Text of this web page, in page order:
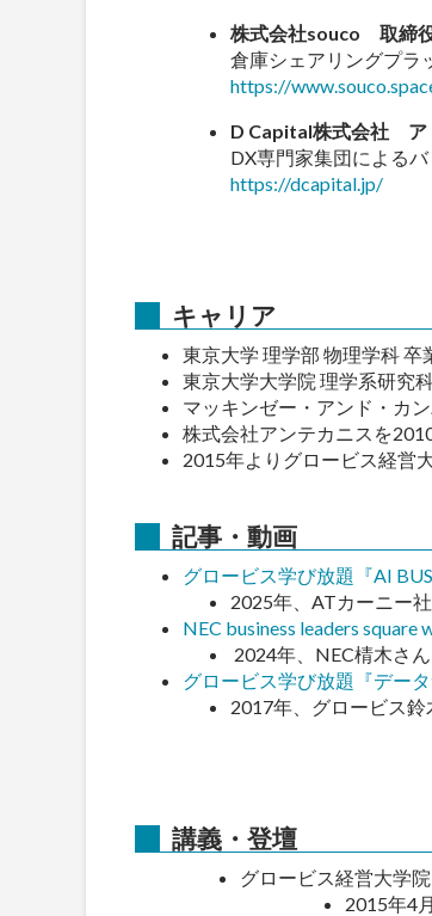
株式会社souco 取締
倉庫シェアリングプラ
https://
D Capital株式会社 ア
DX専門家集団による
https://dcapital.jp/
キャリア
東京大学 理学部 物理学科 卒
東京大学大学院 理学系研究
マッキンゼー・アンド・カ
株式会社アンテカニスを
2015年よりグロービス経営
記事・動画
グロービス学び放題『AI
2025年、ATカーニー
NEC business leaders
2024年、NEC棈木さ
グロービス学び放題『デー
2017年、グロービス鈴
講義・登壇
グロービス経営大学
2015年4